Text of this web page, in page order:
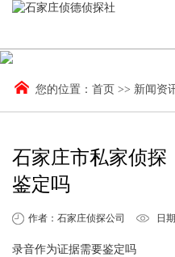
您的位置： 首页 >> 新闻资
石家庄市私家侦探
鉴定吗
作者：石家庄侦探公司 日
录音作为证据需要鉴定吗